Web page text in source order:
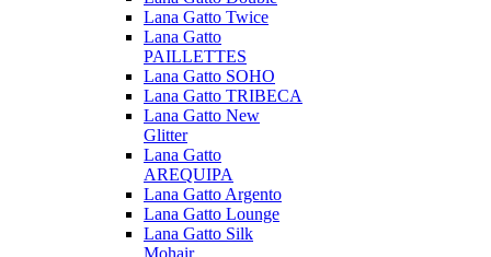
Lana Gatto Twice
Lana Gatto
PAILLETTES
Lana Gatto SOHO
Lana Gatto TRIBECA
Lana Gatto New
Glitter
Lana Gatto
AREQUIPA
Lana Gatto Argento
Lana Gatto Lounge
Lana Gatto Silk
Mohair